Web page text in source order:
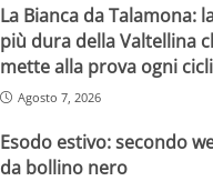
La Bianca da Talamona:
più dura della Valtellina
mette alla prova ogni
Agosto 7, 2026
Esodo estivo: secondo
da bollino nero